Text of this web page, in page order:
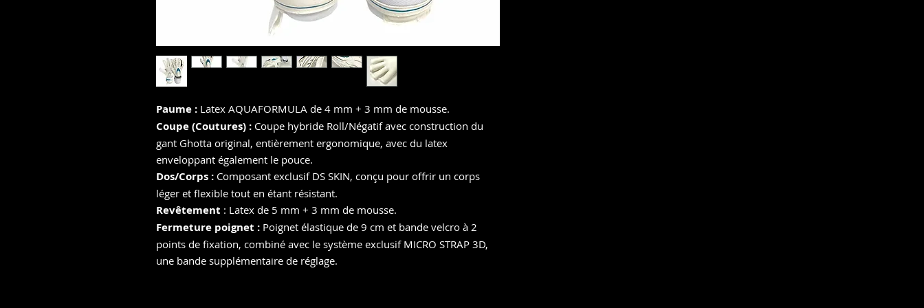
Paume : Latex AQUAFORMULA de 4 mm + 3 mm de mousse.
Coupe (Coutures) : Coupe hybride Roll/Négatif avec construction du
gant Ghotta original, entièrement ergonomique, avec du latex
enveloppant également le pouce.
Dos/Corps : Composant exclusif DS SKIN, conçu pour offrir un corps
léger et flexible tout en étant résistant.
Revêtement : Latex de 5 mm + 3 mm de mousse.
Fermeture poignet : Poignet élastique de 9 cm et bande velcro à 2
points de fixation, combiné avec le système exclusif MICRO STRAP 3D,
une bande supplémentaire de réglage.